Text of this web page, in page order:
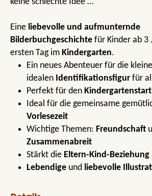
Eine liebevolle und aufmunternde
Bilderbuchgeschichte für Kinder ab 3
ersten Tag im Kindergarten.
Ein neues Abenteuer für die
idealen Identifikationsfigur für
Perfekt für den Kindergartenstart
Ideal für die gemeinsame
Vorlesezeit
Wichtige Themen: Freundschaft
Zusammenabreit
Stärkt die Eltern-Kind-Beziehung
Lebendige und liebevolle